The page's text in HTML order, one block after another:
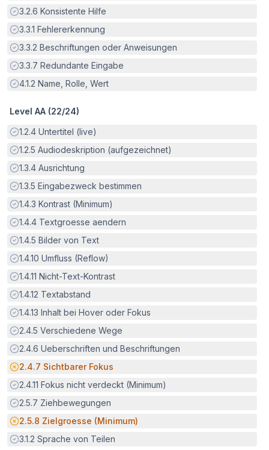
Erfüllt:
3.2.6 Konsistente Hilfe
Erfüllt:
3.3.1 Fehlererkennung
Erfüllt:
3.3.2 Beschriftungen oder Anweisungen
Erfüllt:
3.3.7 Redundante Eingabe
Erfüllt:
4.1.2 Name, Rolle, Wert
Level AA (22/24)
Erfüllt:
1.2.4 Untertitel (live)
Erfüllt:
1.2.5 Audiodeskription (aufgezeichnet)
Erfüllt:
1.3.4 Ausrichtung
Erfüllt:
1.3.5 Eingabezweck bestimmen
Erfüllt:
1.4.3 Kontrast (Minimum)
Erfüllt:
1.4.4 Textgroesse aendern
Erfüllt:
1.4.5 Bilder von Text
Erfüllt:
1.4.10 Umfluss (Reflow)
Erfüllt:
1.4.11 Nicht-Text-Kontrast
Erfüllt:
1.4.12 Textabstand
Erfüllt:
1.4.13 Inhalt bei Hover oder Fokus
Erfüllt:
2.4.5 Verschiedene Wege
Erfüllt:
2.4.6 Ueberschriften und Beschriftungen
Potenzielle Barriere:
2.4.7 Sichtbarer Fokus
Erfüllt:
2.4.11 Fokus nicht verdeckt (Minimum)
Erfüllt:
2.5.7 Ziehbewegungen
Potenzielle Barriere:
2.5.8 Zielgroesse (Minimum)
Erfüllt:
3.1.2 Sprache von Teilen